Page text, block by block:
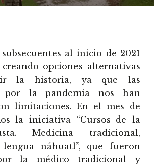
al inicio de 2021
opciones alternativas
la historia, ya que las
por la pandemia nos han
limitaciones. En el mes de
la iniciativa “Cursos de la
Medicina tradicional,
náhuatl”, que fueron
la médico tradicional y